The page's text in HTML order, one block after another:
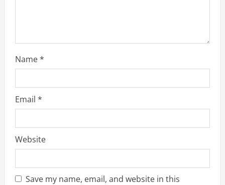
Name*
Email *
Website
Save my name, email, and website in this